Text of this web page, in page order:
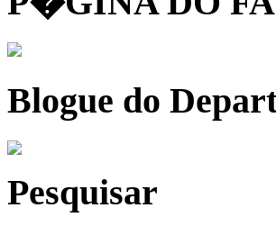
Blogue do
Pesquisar